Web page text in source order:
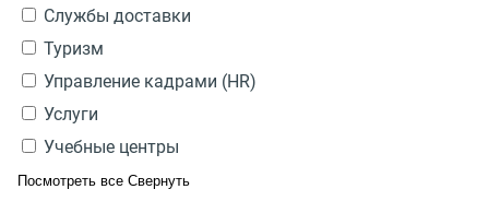
Службы доставки
Туризм
Управление кадрами (HR)
Услуги
Учебные центры
Посмотреть все Свернуть